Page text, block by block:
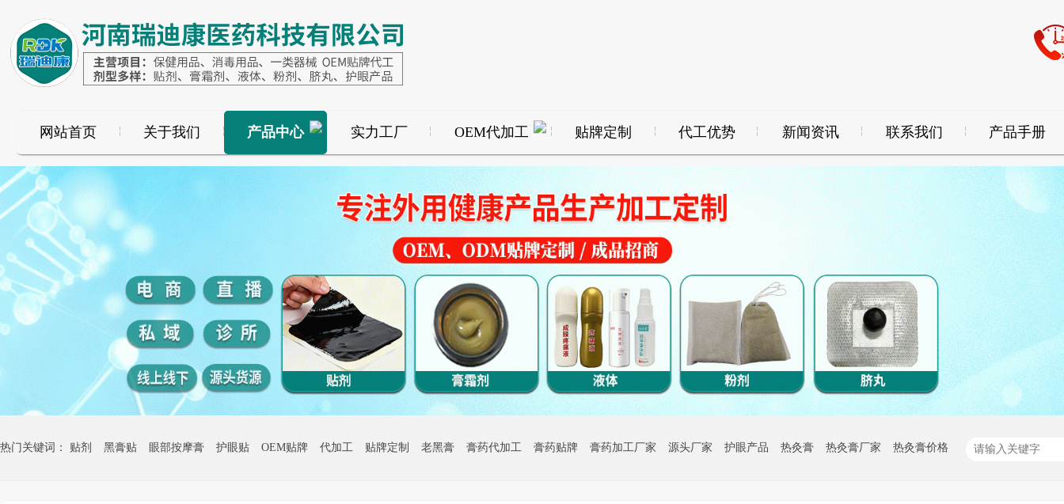
网站首页 关于我们 产品中心 实力工厂 OEM代加工 贴牌定制 代工优势 新闻资讯 联系我们 产品手册
热门关键词： 贴剂 黑膏贴 眼部按摩膏 护眼贴 OEM贴牌 代加工 贴牌定制 老黑膏 膏药代加工 膏药贴牌 膏药加工厂家 源头厂家 护眼产品 热灸膏 热灸膏厂家 热灸膏价格